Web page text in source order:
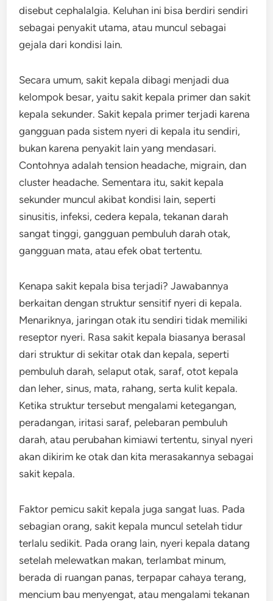
disebut cephalalgia. Keluhan ini bisa berdiri sendiri
sebagai penyakit utama, atau muncul sebagai
gejala dari kondisi lain.
Secara umum, sakit kepala dibagi menjadi dua
kelompok besar, yaitu sakit kepala primer dan sakit
kepala sekunder. Sakit kepala primer terjadi karena
gangguan pada sistem nyeri di kepala itu sendiri,
bukan karena penyakit lain yang mendasari.
Contohnya adalah tension headache, migrain, dan
cluster headache. Sementara itu, sakit kepala
sekunder muncul akibat kondisi lain, seperti
sinusitis, infeksi, cedera kepala, tekanan darah
sangat tinggi, gangguan pembuluh darah otak,
gangguan mata, atau efek obat tertentu.
Kenapa sakit kepala bisa terjadi? Jawabannya
berkaitan dengan struktur sensitif nyeri di kepala.
Menariknya, jaringan otak itu sendiri tidak memiliki
reseptor nyeri. Rasa sakit kepala biasanya berasal
dari struktur di sekitar otak dan kepala, seperti
pembuluh darah, selaput otak, saraf, otot kepala
dan leher, sinus, mata, rahang, serta kulit kepala.
Ketika struktur tersebut mengalami ketegangan,
peradangan, iritasi saraf, pelebaran pembuluh
darah, atau perubahan kimiawi tertentu, sinyal nyeri
akan dikirim ke otak dan kita merasakannya sebagai
sakit kepala.
Faktor pemicu sakit kepala juga sangat luas. Pada
sebagian orang, sakit kepala muncul setelah tidur
terlalu sedikit. Pada orang lain, nyeri kepala datang
setelah melewatkan makan, terlambat minum,
berada di ruangan panas, terpapar cahaya terang,
mencium bau menyengat, atau mengalami tekanan